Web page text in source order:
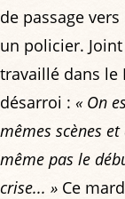
de passage
un policier.
travaillé dans le
désarroi : « On
mêmes scènes
même pas le
crise... » Ce